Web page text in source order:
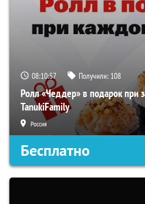
08:10:57 Получили: 108
Ролл «Чеддер» в подарок при
TanukiFamily
Россия
Бесплатно